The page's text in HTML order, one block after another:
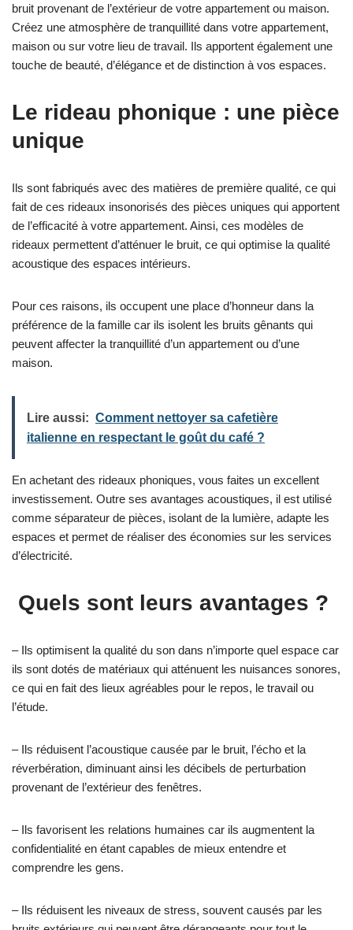
bruit provenant de l’extérieur de votre appartement ou maison.
Créez une atmosphère de tranquillité dans votre appartement,
maison ou sur votre lieu de travail. Ils apportent également une
touche de beauté, d’élégance et de distinction à vos espaces.
Le rideau phonique : une pièce
unique
Ils sont fabriqués avec des matières de première qualité, ce qui
fait de ces rideaux insonorisés des pièces uniques qui apportent
de l’efficacité à votre appartement. Ainsi, ces modèles de
rideaux permettent d’atténuer le bruit, ce qui optimise la qualité
acoustique des espaces intérieurs.
Pour ces raisons, ils occupent une place d’honneur dans la
préférence de la famille car ils isolent les bruits gênants qui
peuvent affecter la tranquillité d’un appartement ou d’une
maison.
Lire aussi: Comment nettoyer sa cafetière
italienne en respectant le goût du café ?
En achetant des rideaux phoniques, vous faites un excellent
investissement. Outre ses avantages acoustiques, il est utilisé
comme séparateur de pièces, isolant de la lumière, adapte les
espaces et permet de réaliser des économies sur les services
d’électricité.
Quels sont leurs avantages ?
– Ils optimisent la qualité du son dans n’importe quel espace car
ils sont dotés de matériaux qui atténuent les nuisances sonores,
ce qui en fait des lieux agréables pour le repos, le travail ou
l’étude.
– Ils réduisent l’acoustique causée par le bruit, l’écho et la
réverbération, diminuant ainsi les décibels de perturbation
provenant de l’extérieur des fenêtres.
– Ils favorisent les relations humaines car ils augmentent la
confidentialité en étant capables de mieux entendre et
comprendre les gens.
– Ils réduisent les niveaux de stress, souvent causés par les